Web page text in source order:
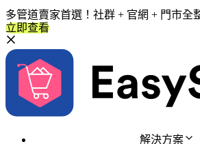
多管道賣家首選！社群 + 官網 + 門市全
立即查看
解決方案